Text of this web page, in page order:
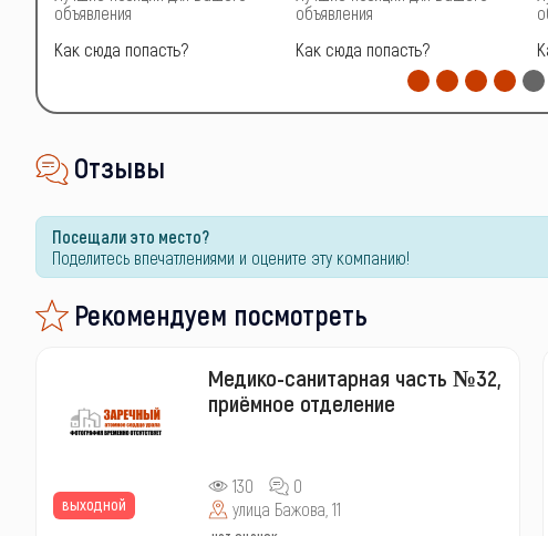
объявления
Как сюда попасть?
объявления
Как сюда попасть?
Отзывы
Посещали это место?
Поделитесь впечатлениями и оцените эту компанию!
Рекомендуем посмотреть
выходной
Медико-санитарная часть №32,
приёмное отделение
130
0
улица Бажова, 11